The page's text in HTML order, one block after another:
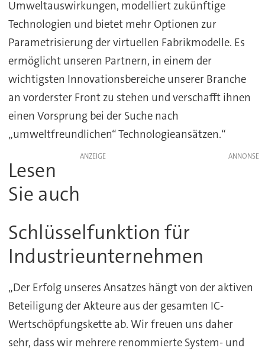
Umweltauswirkungen, modelliert zukünftige
Technologien und bietet mehr Optionen zur
Parametrisierung der virtuellen Fabrikmodelle. Es
ermöglicht unseren Partnern, in einem der
wichtigsten Innovationsbereiche unserer Branche
an vorderster Front zu stehen und verschafft ihnen
einen Vorsprung bei der Suche nach
„umweltfreundlichen“ Technologieansätzen.“
ANZEIGE
Lesen
Sie auch
Schlüsselfunktion für
Industrieunternehmen
„Der Erfolg unseres Ansatzes hängt von der aktiven
Beteiligung der Akteure aus der gesamten IC-
Wertschöpfungskette ab. Wir freuen uns daher
sehr, dass wir mehrere renommierte System- und